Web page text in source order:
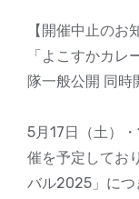
【開催中止のお
「よこすかカ
隊一般公開 同時
5月17日（土）
催を予定してお
バル2025」につ